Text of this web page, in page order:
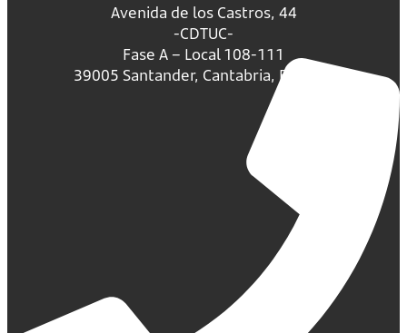
Avenida de los Castros, 44
-CDTUC-
Fase A – Local 108-111
39005 Santander, Cantabria, España.